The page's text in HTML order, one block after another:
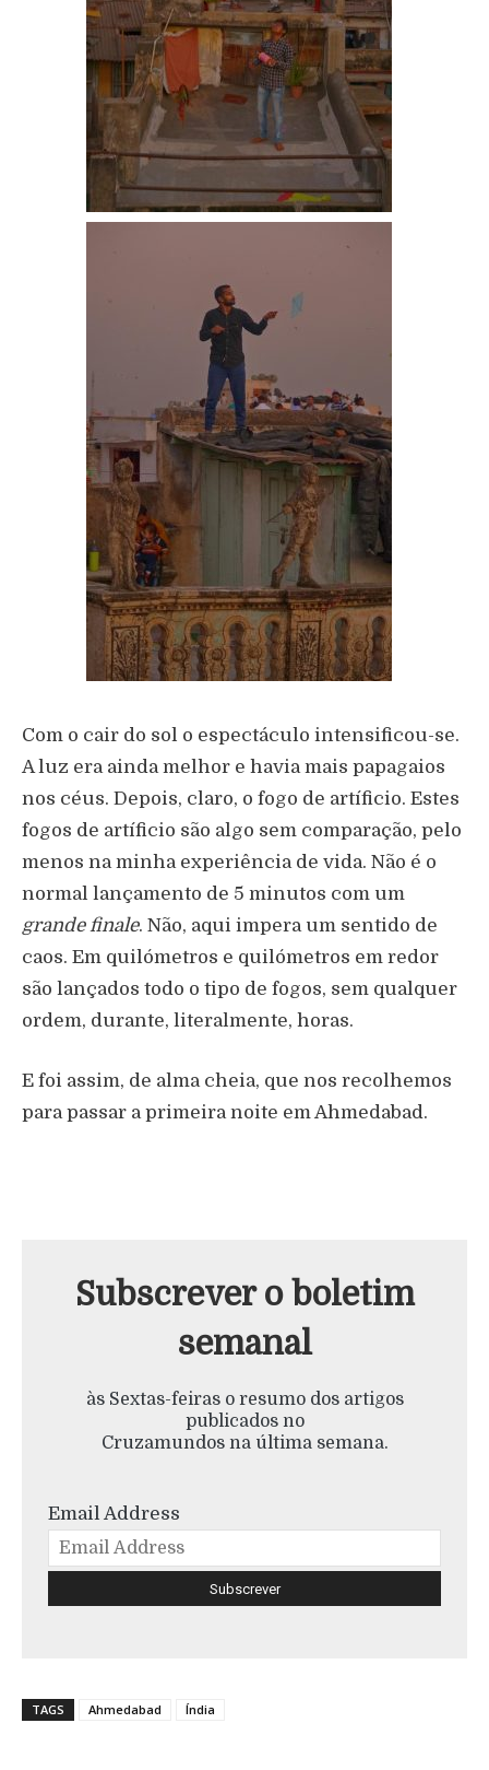
Com o cair do sol o espectáculo intensificou-se.
A luz era ainda melhor e havia mais papagaios
nos céus. Depois, claro, o fogo de artíficio. Estes
fogos de artíficio são algo sem comparação, pelo
menos na minha experiência de vida. Não é o
normal lançamento de 5 minutos com um
grande finale. Não, aqui impera um sentido de
caos. Em quilómetros e quilómetros em redor
são lançados todo o tipo de fogos, sem qualquer
ordem, durante, literalmente, horas.
E foi assim, de alma cheia, que nos recolhemos
para passar a primeira noite em Ahmedabad.
Subscrever o boletim
semanal
às Sextas-feiras o resumo dos artigos
publicados no
Cruzamundos na última semana.
Email Address
TAGS Ahmedabad Índia